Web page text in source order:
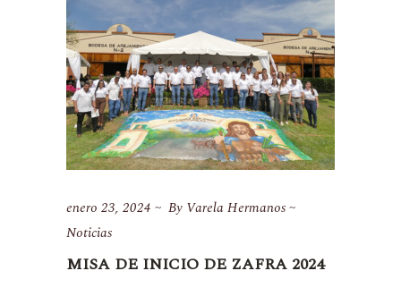
enero 23, 2024 By Varela Hermanos
Noticias
MISA DE INICIO DE ZAFRA 2024